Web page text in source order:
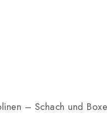
– Schach und